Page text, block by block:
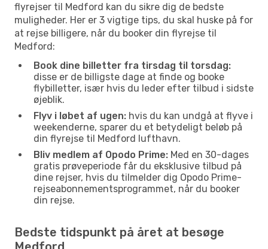
flyrejser til Medford kan du sikre dig de bedste
muligheder. Her er 3 vigtige tips, du skal huske på for
at rejse billigere, når du booker din flyrejse til
Medford:
Book dine billetter fra tirsdag til torsdag:
disse er de billigste dage at finde og booke
flybilletter, især hvis du leder efter tilbud i sidste
øjeblik.
Flyv i løbet af ugen: hvis du kan undgå at flyve i
weekenderne, sparer du et betydeligt beløb på
din flyrejse til Medford lufthavn.
Bliv medlem af Opodo Prime: Med en 30-dages
gratis prøveperiode får du eksklusive tilbud på
dine rejser, hvis du tilmelder dig Opodo Prime-
rejseabonnementsprogrammet, når du booker
din rejse.
Bedste tidspunkt på året at besøge